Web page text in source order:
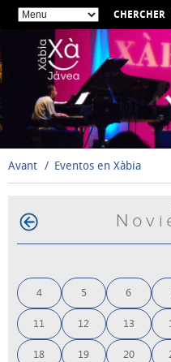
CHERCHER
Avant Eventos en Xàbia
4 5 6
11 12 13
18 19 20